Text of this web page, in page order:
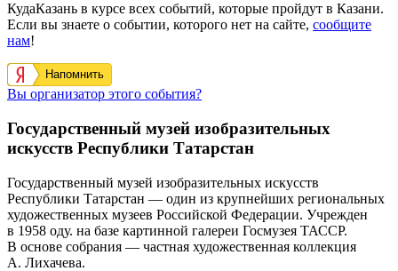
КудаКазань в курсе всех событий, которые пройдут в Казани.
Если вы знаете о событии, которого нет на сайте, сообщите
нам!
Напомнить
Вы организатор этого события?
Государственный музей изобразительных
искусств Республики Татарстан
Государственный музей изобразительных искусств
Республики Татарстан — один из крупнейших региональных
художественных музеев Российской Федерации. Учрежден
в 1958 оду. на базе картинной галереи Госмузея ТАССР.
В основе собрания — частная художественная коллекция
А. Лихачева.